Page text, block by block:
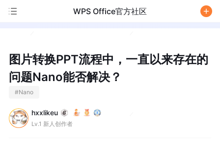
WPS Office官方社区
图片转换PPT流程中，一直以来存在的
问题Nano能否解决？
#Nano
hxxlikeu
Lv.1 新人创作者